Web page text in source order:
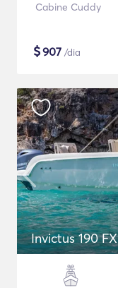
Cabine Cuddy
$907 /dia
Invictus 190 FX